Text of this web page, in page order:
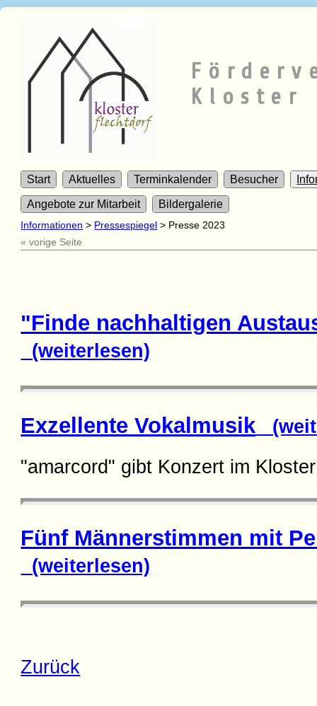
Kloster
Start Aktuelles Terminkalender Besucher
Angebote zur Mitarbeit Bildergalerie
Informationen > Pressespiegel > Presse 2023
« vorige Seite
"Finde nachhaltigen
(weiterlesen)
Exzellente Vokalmusik
"amarcord" gibt Konzert im
Fünf Männerstimmen mit
(weiterlesen)
Zurück